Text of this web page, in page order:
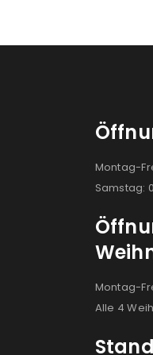
Montag-
Samstag:
Montag-
Alle 4